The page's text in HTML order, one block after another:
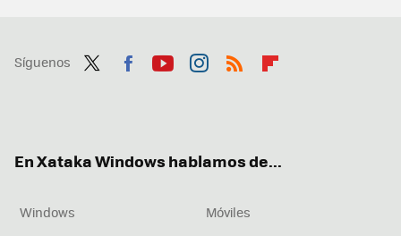
Síguenos
En Xataka Windows hablamos de...
Windows
Móviles